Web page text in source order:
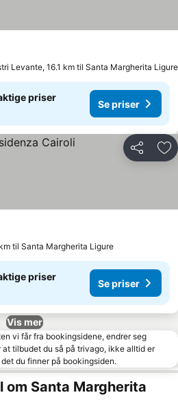
Levante, 16.1 km til Santa Margherita Ligure
priser
Se priser
Del
til Santa Margherita Ligure
priser
Se priser
Vis mer
vi får fra bookingsidene, endrer seg
tilbudet du så på trivago, ikke alltid er
du finner på bookingsiden.
Santa Margherita